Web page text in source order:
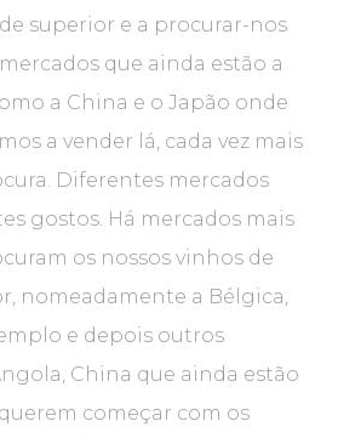
superior e a procurar-nos
que ainda estão a
a China e o Japão onde
a vender lá, cada vez mais
Diferentes mercados
gostos. Há mercados mais
os nossos vinhos de
nomeadamente a Bélgica,
e depois outros
China que ainda estão
começar com os